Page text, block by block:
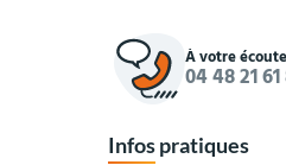
À votre
04 48 21 61
Infos pratiques